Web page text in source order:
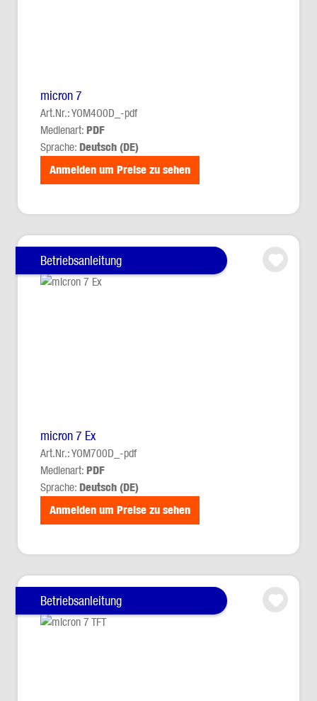
micron 7
Art.Nr.: YOM4O0D_-pdf
Medienart: PDF
Sprache: Deutsch (DE)
Anmelden um Preise zu sehen
Betriebsanleitung
micron 7 Ex
Art.Nr.: YOM700D_-pdf
Medienart: PDF
Sprache: Deutsch (DE)
Anmelden um Preise zu sehen
Betriebsanleitung